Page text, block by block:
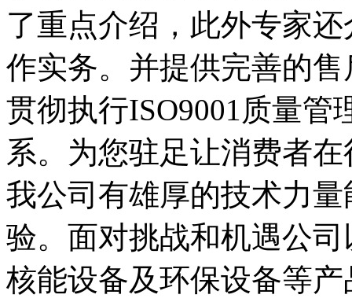
了重点介绍，此外专家
作实务。并提供完善的
贯彻执行ISO9001质量管
系。为您驻足让消费者
我公司有雄厚的技术力
验。面对挑战和机遇公
核能设备及环保设备等